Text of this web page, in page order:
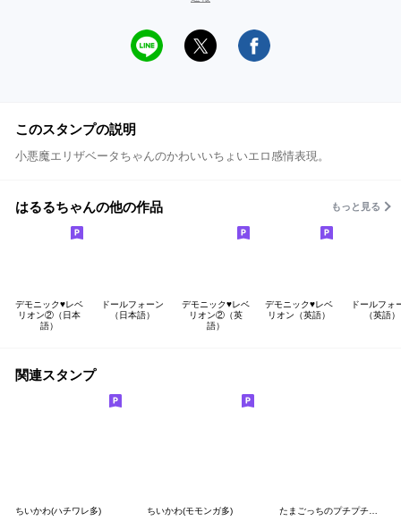
このスタンプの説明
小悪魔エリザベータちゃんのかわいいちょいエロ感情表現。
はるるちゃんの他の作品 もっと見る
デモニック♥レベ
リオン②（日本
語）
ドールフォーン
（日本語）
デモニック♥レベ
リオン②（英
語）
デモニック♥レベ
リオン（英語）
ドールフォ
（英語）
関連スタンプ
ちいかわ(ハチワレ多) ちいかわ(モモンガ多) たまごっちのプチプチおみせっち